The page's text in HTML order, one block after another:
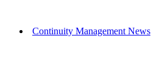
Continuity Management News